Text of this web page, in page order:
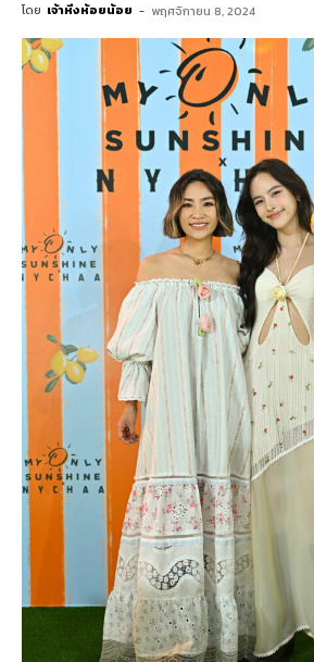
โดย เจ้าหิ่งห้อยน้อย - พฤศจิกายน 8, 2024